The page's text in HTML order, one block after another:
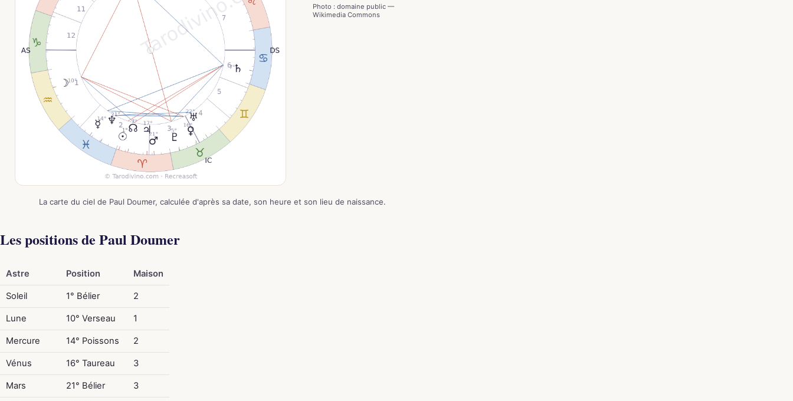
Photo : domaine public —
Wikimedia Commons
La carte du ciel de Paul Doumer, calculée d'après sa date, son heure et son lieu de naissance.
Les positions de Paul Doumer
Astre Position Maison
Soleil 1° Bélier 2
Lune 10° Verseau 1
Mercure 14° Poissons 2
Vénus 16° Taureau 3
Mars 21° Bélier 3